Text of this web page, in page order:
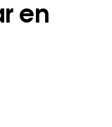
en